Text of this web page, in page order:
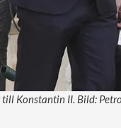
Konstantin II. Bild: